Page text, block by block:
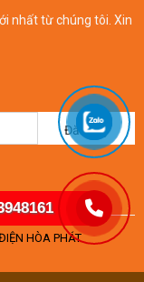
nhất từ chúng tôi. Xin
Đăng ký
HÒA PHÁT